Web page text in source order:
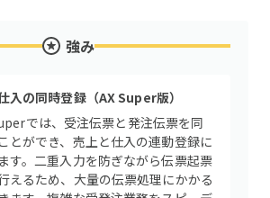
強み
入の同時登録（AX Super版）
では、受注伝票と発注伝票を同
とができ、売上と仕入の連動登録に
す。二重入力を防ぎながら伝票起票
えるため、大量の伝票処理にかかる